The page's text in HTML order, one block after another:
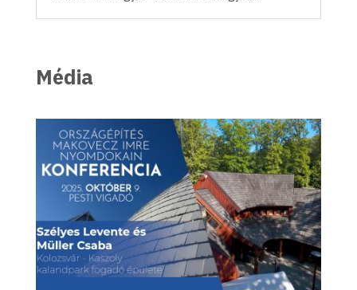
Média